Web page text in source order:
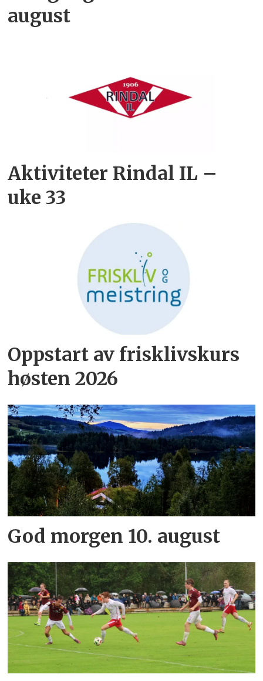
august
Aktiviteter Rindal IL –
uke 33
Oppstart av frisklivskurs
høsten 2026
God morgen 10. august